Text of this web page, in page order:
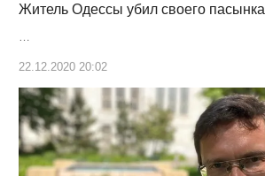
Житель Одессы убил своего пасынка
22.12.2020 20:02